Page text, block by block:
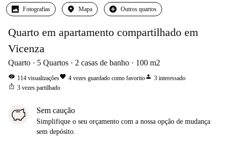
Fotografias Mapa Outros quartos
Quarto em apartamento compartilhado em
Vicenza
Quarto 5 Quartos 2 casas de banho 100 m2
visibility 114 visualizaçõesfavorite 4 vezes guardado como favoritoperson 3 interessado
ios_share 3 vezes partilhado
Sem caução
Simplifique o seu orçamento com a nossa opção de mudança
sem depósito.